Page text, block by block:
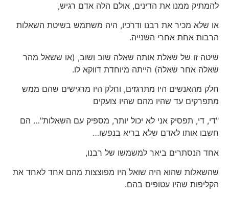
להמתיק ממנו את הדינים, אולם הלה אדם רגיש,
או שלא מכיר את רבנו ודרכיו, היה משתמש בשיטת השאלות
הרבות אחת אחרי השנייה.
שיטה זו של שאלת אותה שאלה שוב ושוב, (או ששאל מהר
שאלה אחר שאלה) הייתה מיוחדת דווקא לו.
חלק מהאנשים היו מתרגזים, וחלק היו מרגישים שהם ממש
מתפרקים עד שהיו מהם שהיו צועקים
"די, די, תפסיק אני לא יכול יותר, מספיק עם השאלות"… הם
חשבו אותו לאדם שלא בריא בנפשו…
אחד הנסתרים ביאר למשמשו של רבנו,
שהשאלות שהוא היה שואל היו מפוצצות מהם אחד לאחד את
הקליפות שהיו עטופים בהם.